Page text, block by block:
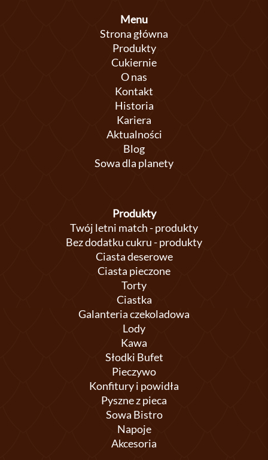
Menu
Strona główna
Produkty
Cukiernie
O nas
Kontakt
Historia
Kariera
Aktualności
Blog
Sowa dla planety
Produkty
Twój letni match - produkty
Bez dodatku cukru - produkty
Ciasta deserowe
Ciasta pieczone
Torty
Ciastka
Galanteria czekoladowa
Lody
Kawa
Słodki Bufet
Pieczywo
Konfitury i powidła
Pyszne z pieca
Sowa Bistro
Napoje
Akcesoria